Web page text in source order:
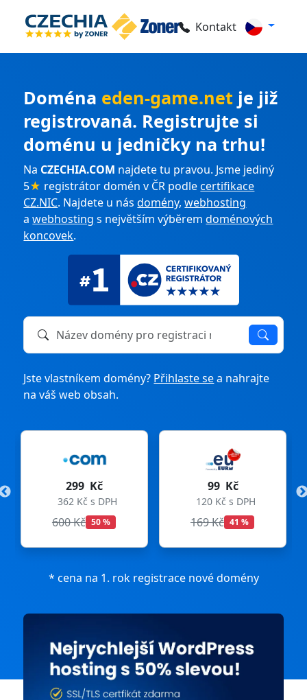
Kontakt
Doména eden-game.net je již
registrovaná. Registrujte si
doménu u jedničky na trhu!
Na CZECHIA.COM najdete tu pravou. Jsme jediný
5★ registrátor domén v ČR podlecertifikace
CZ.NIC. Najdete u násdomény,webhosting
awebhosting s největším výběremdoménových
koncovek.
Název domény k registraci nebo převodu
Jste vlastníkem domény? Přihlaste sea nahrajte
na váš web obsah.
299 Kč
362 Kč s DPH
600 Kč 50 %
99 Kč
120 Kč s DPH
169 Kč 41 %
* cena na 1. rok registrace nové domény